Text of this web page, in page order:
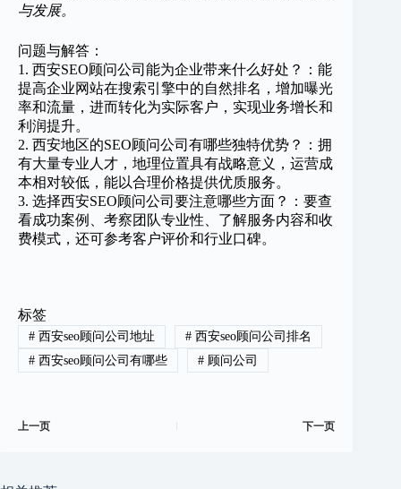
与发展。
问题与解答：
1. 西安SEO顾问公司能为企业带来什么好处？：能
提高企业网站在搜索引擎中的自然排名，增加曝光
率和流量，进而转化为实际客户，实现业务增长和
利润提升。
2. 西安地区的SEO顾问公司有哪些独特优势？：拥
有大量专业人才，地理位置具有战略意义，运营成
本相对较低，能以合理价格提供优质服务。
3. 选择西安SEO顾问公司要注意哪些方面？：要查
看成功案例、考察团队专业性、了解服务内容和收
费模式，还可参考客户评价和行业口碑。
标签
#西安seo顾问公司地址 #西安seo顾问公司排名
#西安seo顾问公司有哪些 #顾问公司
上一页 下一页